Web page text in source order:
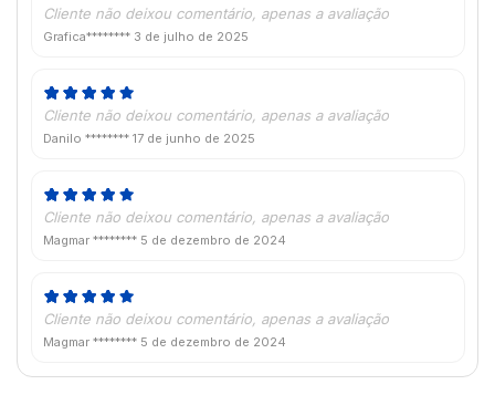
Cliente não deixou comentário, apenas a avaliação
Grafica******** 3 de julho de 2025
Cliente não deixou comentário, apenas a avaliação
Danilo ******** 17 de junho de 2025
Cliente não deixou comentário, apenas a avaliação
Magmar ******** 5 de dezembro de 2024
Cliente não deixou comentário, apenas a avaliação
Magmar ******** 5 de dezembro de 2024